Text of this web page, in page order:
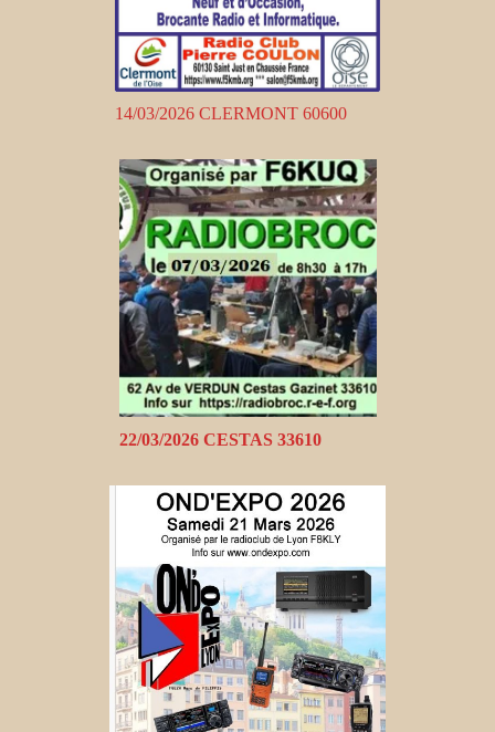
14/03/2026 CLERMONT 60600
22/03/2026 CESTAS 33610